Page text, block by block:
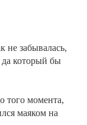
не забывалась,
да который бы
того момента,
маяком на